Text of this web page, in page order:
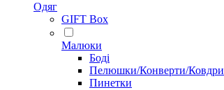
Одяг
GIFT Box
Малюки
Боді
Пелюшки/Конверти/Ковдри
Пинетки